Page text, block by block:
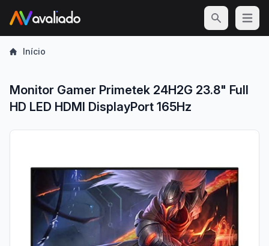
Open
Início
Monitor Gamer Primetek 24H2G 23.8" Full
HD LED HDMI DisplayPort 165Hz